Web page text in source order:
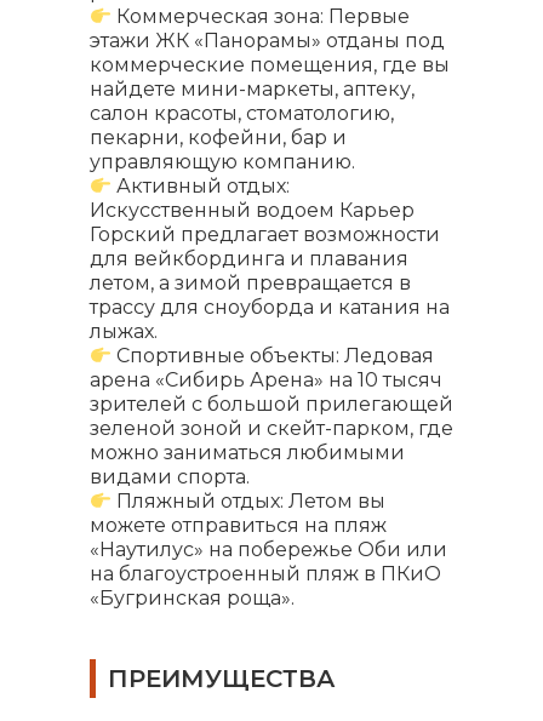
Коммерческая зона: Первые
этажи ЖК «Панорамы» отданы под
коммерческие помещения, где вы
найдете мини-маркеты, аптеку,
салон красоты, стоматологию,
пекарни, кофейни, бар и
управляющую компанию.
Активный отдых:
Искусственный водоем Карьер
Горский предлагает возможности
для вейкбординга и плавания
летом, а зимой превращается в
трассу для сноуборда и катания на
лыжах.
Спортивные объекты: Ледовая
арена «Сибирь Арена» на 10 тысяч
зрителей с большой прилегающей
зеленой зоной и скейт-парком, где
можно заниматься любимыми
видами спорта.
Пляжный отдых: Летом вы
можете отправиться на пляж
«Наутилус» на побережье Оби или
на благоустроенный пляж в ПКиО
«Бугринская роща».
ПРЕИМУЩЕСТВА